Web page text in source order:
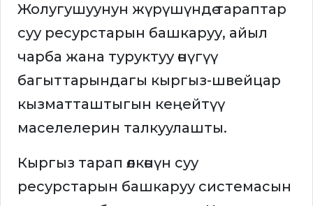
Жолугушуунун жүрүшүндө тараптар
суу ресурстарын башкаруу, айыл
чарба жана туруктуу өнүгүү
багыттарындагы кыргыз-швейцар
кызматташтыгын кеңейтүү
маселелерин талкуулашты.
Кыргыз тарап өлкөнүн суу
ресурстарын башкаруу системасын